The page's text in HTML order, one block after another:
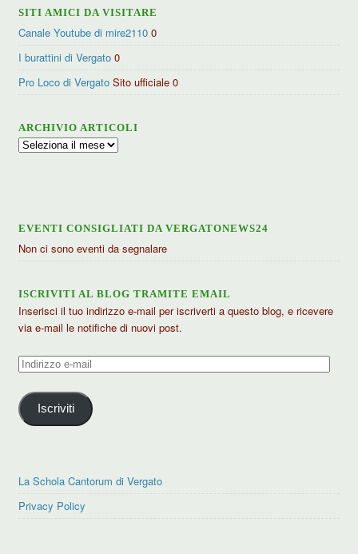
SITI AMICI DA VISITARE
Canale Youtube di mire2110 0
I burattini di Vergato 0
Pro Loco di Vergato Sito ufficiale 0
ARCHIVIO ARTICOLI
Archivio
EVENTI CONSIGLIATI DA VERGATONEWS24
Non ci sono eventi da segnalare
ISCRIVITI AL BLOG TRAMITE EMAIL
Inserisci il tuo indirizzo e-mail per iscriverti a questo blog, e ricevere
via e-mail le notifiche di nuovi post.
Indirizzo
mail
Iscriviti
La Schola Cantorum di Vergato
Privacy Policy